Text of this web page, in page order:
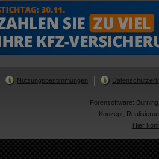
Nutzungsbestimmungen
Forensoftware:
Konzept,
Hier